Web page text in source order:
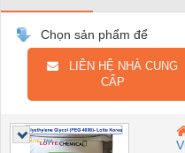
Chọn sản phẩm để
LIÊN HỆ NHÀ CUNG
CẤP